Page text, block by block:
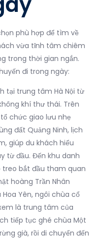
phù hợp để tìm về
vừa tĩnh tâm chiêm
trong thời gian ngắn.
đi trong ngày:
tại trung tâm Hà Nội từ
khí thư thái. Trên
chức giao lưu nhẹ
đất Quảng Ninh, lịch
giúp du khách hiểu
từ đầu. Đến khu danh
treo bắt đầu tham quan
hoàng Trần Nhân
Yên, ngôi chùa cổ
là trung tâm của
tiếp tục ghé chùa Một
già, rồi di chuyển đến